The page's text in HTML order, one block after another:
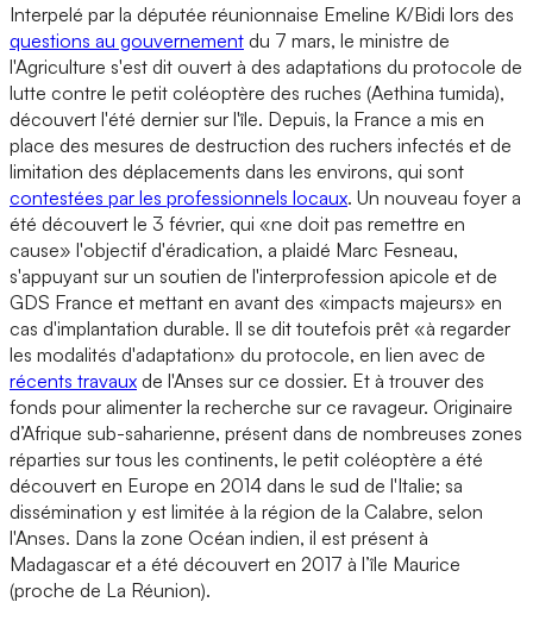
Interpelé par la députée réunionnaise Emeline K/Bidi lors des
questions au gouvernement du 7 mars, le ministre de
l'Agriculture s'est dit ouvert à des adaptations du protocole de
lutte contre le petit coléoptère des ruches (Aethina tumida),
découvert l'été dernier sur l'île. Depuis, la France a mis en
place des mesures de destruction des ruchers infectés et de
limitation des déplacements dans les environs, qui sont
contestées par les professionnels locaux. Un nouveau foyer a
été découvert le 3 février, qui «ne doit pas remettre en
cause» l'objectif d'éradication, a plaidé Marc Fesneau,
s'appuyant sur un soutien de l'interprofession apicole et de
GDS France et mettant en avant des «impacts majeurs» en
cas d'implantation durable. Il se dit toutefois prêt «à regarder
les modalités d'adaptation» du protocole, en lien avec de
récents travaux de l'Anses sur ce dossier. Et à trouver des
fonds pour alimenter la recherche sur ce ravageur. Originaire
d’Afrique sub-saharienne, présent dans de nombreuses zones
réparties sur tous les continents, le petit coléoptère a été
découvert en Europe en 2014 dans le sud de l'Italie; sa
dissémination y est limitée à la région de la Calabre, selon
l'Anses. Dans la zone Océan indien, il est présent à
Madagascar et a été découvert en 2017 à l’île Maurice
(proche de La Réunion).